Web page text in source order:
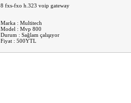
8 fxs-fxo h.323 voip gateway
Marka : Multitech
Model : Mvp 800
Durum : Sağlam çalışıyor
Fiyat : 500YTL